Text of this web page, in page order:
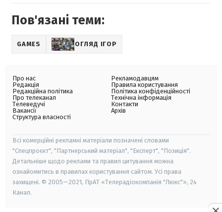
Пов'язані теми:
GAMES ОГЛЯД ІГОР
Про нас
Редакція
Редакційна політика
Про телеканал
Телеведучі
Вакансії
Структура власності
Рекламодавцям
Правила користування
Політика конфіденційності
Технічна інформація
Контакти
Архів
Всі комерційні рекламні матеріали позначені словами
"Спецпроєкт", "Партнерський матеріал", "Експерт", "Позиція".
Детальніше щодо реклами та правил цитування можна
ознайомитись в правилах користування сайтом. Усі права
захищені. © 2005—2021, ПрАТ «Телерадіокомпанія "Люкс"», 24
Канал.